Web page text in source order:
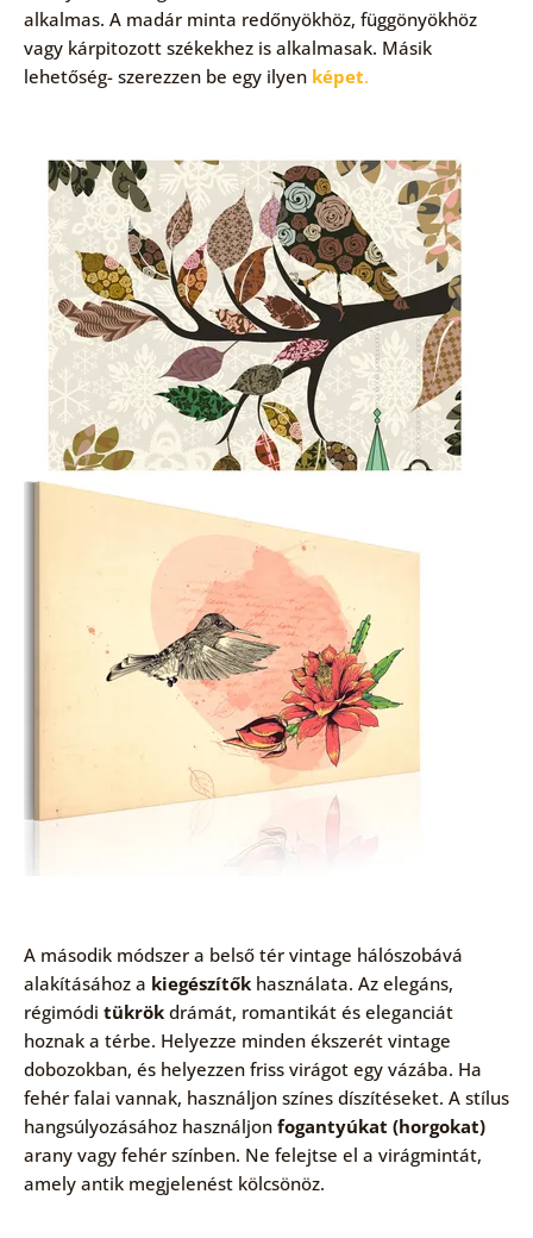
alkalmas. A madár minta redőnyökhöz, függönyökhöz
vagy kárpitozott székekhez is alkalmasak. Másik
lehetőség- szerezzen be egy ilyen képet.
A második módszer a belső tér vintage hálószobává
alakításához a kiegészítőkhasználata. Az elegáns,
régimódi tükrökdrámát, romantikát és eleganciát
hoznak a térbe. Helyezze minden ékszerét vintage
dobozokban, és helyezzen friss virágot egy vázába. Ha
fehér falai vannak, használjon színes díszítéseket. A stílus
hangsúlyozásához használjon fogantyúkat (horgokat)
arany vagy fehér színben. Ne felejtse el a virágmintát,
amely antik megjelenést kölcsönöz.